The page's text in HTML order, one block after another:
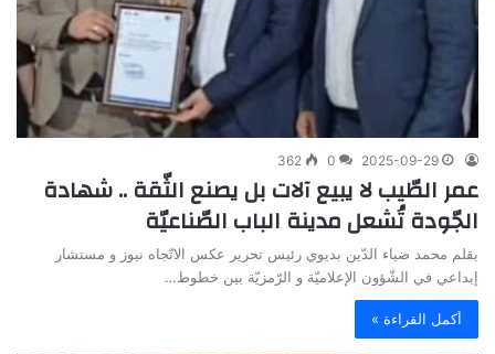
2025-09-29
0
362
عمر الطّيب لا يبيع آلات بل يصنع الثّقة .. شهادة
الجّودة تُشعل مدينة الباب الصّناعيّة
بقلم محمد ضياء الدّين بديوي رئيس تحرير عكس الاتّجاه نيوز و مستشار
إبداعي في الشّؤون الإعلاميّة و الرّمزيّة بين خطوط…
أكمل القراءة »